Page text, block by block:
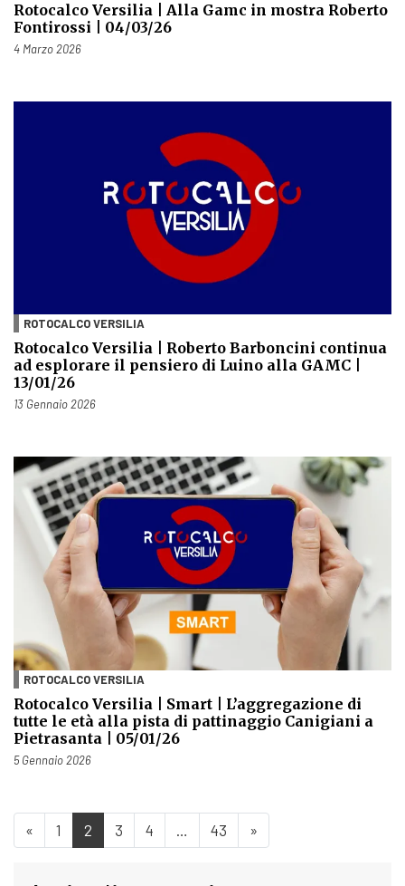
Rotocalco Versilia | Alla Gamc in mostra Roberto
Fontirossi | 04/03/26
Pubblicato il
4 Marzo 2026
ROTOCALCO VERSILIA
Rotocalco Versilia | Roberto Barboncini continua
ad esplorare il pensiero di Luino alla GAMC |
13/01/26
Pubblicato il
13 Gennaio 2026
ROTOCALCO VERSILIA
Rotocalco Versilia | Smart | L’aggregazione di
tutte le età alla pista di pattinaggio Canigiani a
Pietrasanta | 05/01/26
Pubblicato il
5 Gennaio 2026
« 1 2 3 4 43 »